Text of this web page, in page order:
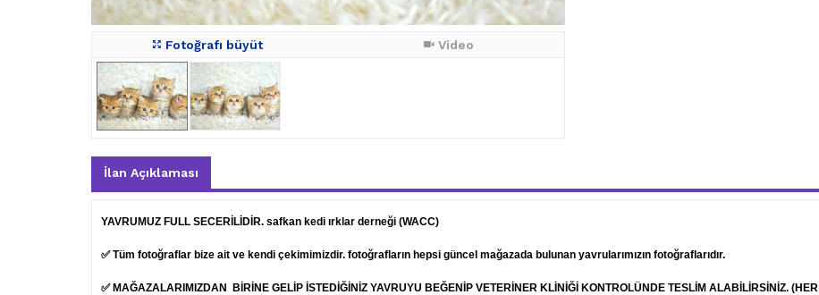
Fotoğrafı büyüt Video
İlan Açıklaması
YAVRUMUZ FULL SECERİLİDİR. safkan kedi ırklar derneği (WACC)
✅ Tüm fotoğraflar bize ait ve kendi çekimimizdir. fotoğrafların hepsi güncel mağazada bulunan yavrularımızın fotoğraflarıdır.
✅ MAĞAZALARIMIZDAN BİRİNE GELİP İSTEDİĞİNİZ YAVRUYU BEĞENİP VETERİNER KLİNİĞİ KONTROLÜNDE TESLİM ALABİLİRSİNİZ. (HER